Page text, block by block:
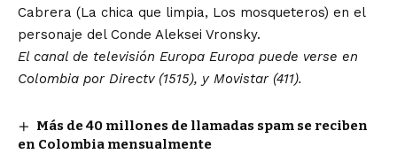
Cabrera (La chica que limpia, Los mosqueteros) en el
personaje del Conde Aleksei Vronsky.
El canal de televisión Europa Europa puede verse en
Colombia por Directv (1515), y Movistar (411).
Más de 40 millones de llamadas spam se reciben
en Colombia mensualmente